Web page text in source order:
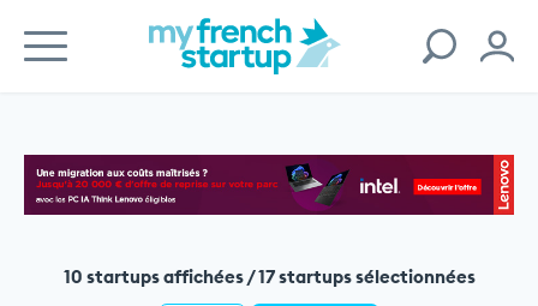
10 startups affichées / 17 startups sélectionnées